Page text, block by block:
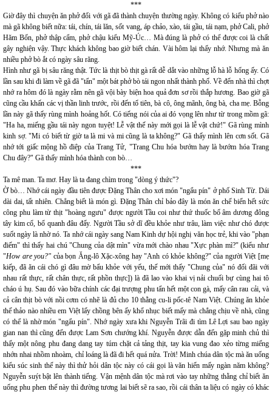
***
Giờ đây thì chuyện ăn phở đối với gã đã thành chuyện thường ngày. Không có kiểu phở nào
mà gã không biết nữa: tái, chín, tái lăn, sốt vang, áp chảo, xào, tái gầu, tái nạm, phở Cali, phở
Hăm Bốn, phở thập cẩm, phở chậu kiểu Mỹ-Úc… Mà đúng là phở có thể được coi là chất
gây nghiện vậy. Thực khách không bao giờ biết chán. Vài hôm lại thấy nhớ. Nhưng mà ăn
nhiều phở bò ắt có ngày sâu răng.
Hình như gã bị sâu răng thật. Tức là thịt bò thịt gà rất dễ dắt vào những lỗ hà lỗ hổng ấy. Có
lần sau khi đi làm về gã đã "tẩn" một bát phở bò tái ngon nhất thành phố. Về đến nhà thì chợt
nhớ ra hôm đó là ngày rằm nên gã vội bày biện hoa quả đơn sơ rồi thắp hương. Bao giờ gã
cũng cầu khấn các vị thần linh trước, rồi đến tổ tiên, bà cô, ông mãnh, ông bà, cha mẹ. Bỗng
lần này gã thấy rùng mình hoảng hốt. Có tiếng nói của ai đó vọng lên như từ trong mồm gã:
"Ha ha, miếng gầu tái này ngon tuyệt! Lễ vật thế này mới gọi là lễ vật chứ!" Gã rùng mình
kinh sợ. "Mi có biết từ giờ ta là mi và mi cũng là ta không?" Gã thấy mình lên cơn sốt. Gã
nhớ tới giấc mộng hồ điệp của Trang Tử, "Trang Chu hóa bướm hay là bướm hóa Trang
Chu đây?" Gã thấy mình hóa thành con bò…
***
Ta mê man. Ta mơ. Hay là ta đang chìm trong "dòng ý thức"?
Ờ bò… Nhớ cái ngày đầu tiên được Đặng Thân cho xơi món "ngẩu pín" ở phố Sinh Từ. Dái
dài dai, tất nhiên. Chẳng biết là món gì. Đặng Thân chỉ bảo đây là món ăn chế biến hết sức
công phu làm từ thịt "hoàng ngưu" được người Tầu coi như thứ thuốc bổ âm dương đông
tây kim cổ, bổ quanh đâu đấy. Người Tầu sở dĩ đều khỏe như trâu, làm việc như chó được
suốt ngày là nhờ nó. Ta nhớ cái ngày sang Nam Kinh dự hội nghị văn học trẻ, khi vào "phạn
điếm" thì thấy hai chú "Chung của dật mìn" vừa mới chào nhau "Xực phàn mì?" (kiểu như
"How are you?" của bọn Ăng-lô Xặc-xông hay "Anh có khỏe không?" của người Việt [mẹ
kiếp, đã ăn cái chó gì đâu mờ bẩu khỏe với yếu, thế mới thấy "Chung của" nó đối đãi với
nhau rất thực, rất chân thực, rất phồn thực]) là đã lao vào khai vị nải chuối bự cùng hai tô
cháo ú hụ. Sau đó vào bữa chính các đại trượng phu tẩn hết một con gà, mấy cân rau cải, và
cả cân thịt bò với nồi cơm có nhẽ là đủ cho 10 thằng cu-li pốc-tê Nam Việt. Chúng ăn khỏe
thế thảo nào nhiều em Việt lấy chồng bên ấy khổ nhục biết mấy mà chẳng chịu về nhà, cũng
có thể là nhờ món "ngẩu pín". Nhớ ngày xưa khi Nguyễn Trãi đi tìm Lê Lợi sau bao ngày
gian nan thì cũng đến được Lam Sơn chướng khí. Nguyễn được dẫn đến gặp minh chủ thì
thấy một nông phu đang dang tay túm chặt cả tảng thịt, tay kia vung đao xẻo từng miếng
nhớn nhai nhồm nhoàm, chỉ loáng là đã đi hết quá nửa. Trời! Minh chúa dân tộc mà ăn uống
kiểu súc sinh thế này thì thử hỏi dân tộc này có cái gọi là văn hiến mấy ngàn năm không?
Nguyễn suýt bật lên thành tiếng. Vận mệnh dân tộc mà rơi vào tay những thằng chỉ biết ăn
uống phu phen thế này thì đường tương lai biết sẽ ra sao, rồi cái thân ta liệu có ngày có khác